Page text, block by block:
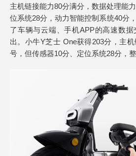
主机链接能力80分满分，数据处理能
位系统28分，动力智能控制系统40分
了车辆与云端、手机APP的高速数
出。小牛Y芝士 One获得203分，主
号，但传感器10分、定位系统28分，